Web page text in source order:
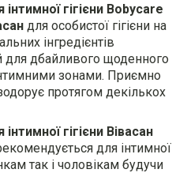
гігієни Bobycare
для особистої гігієни на
інгредієнтів
для дбайливого щоденного
зонами. Приємно
протягом декількох
гігієни Вівасан
для інтимної
так і чоловікам будучи